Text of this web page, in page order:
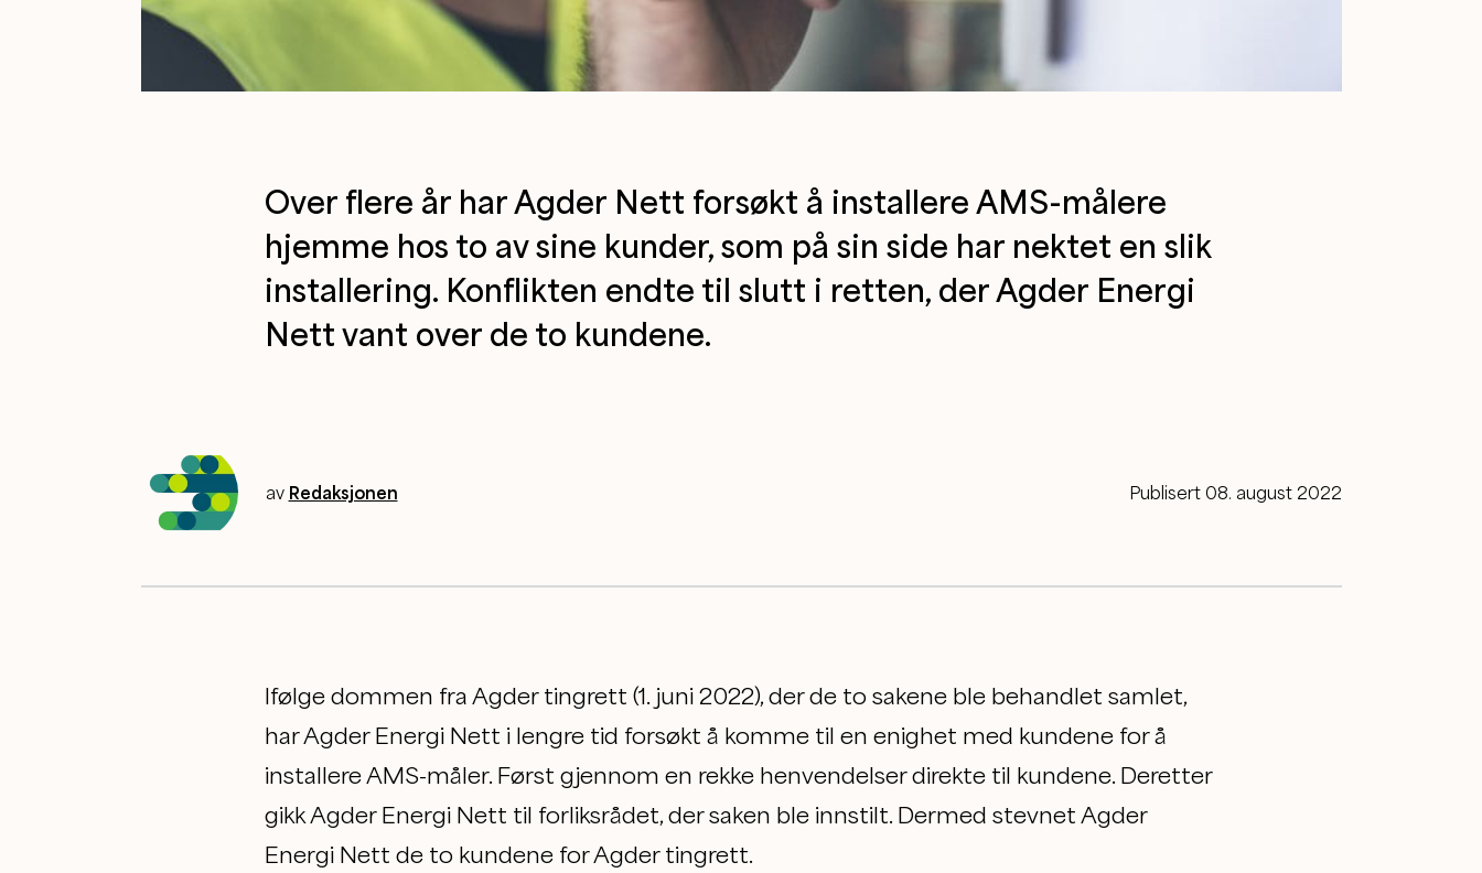
Over flere år har Agder Nett forsøkt å installere AMS-målere
hjemme hos to av sine kunder, som på sin side har nektet en slik
installering. Konflikten endte til slutt i retten, der Agder Energi
Nett vant over de to kundene.
av Redaksjonen Publisert 08. august 2022
Ifølge dommen fra Agder tingrett (1. juni 2022), der de to sakene ble behandlet samlet,
har Agder Energi Nett i lengre tid forsøkt å komme til en enighet med kundene for å
installere AMS-måler. Først gjennom en rekke henvendelser direkte til kundene. Deretter
gikk Agder Energi Nett til forliksrådet, der saken ble innstilt. Dermed stevnet Agder
Energi Nett de to kundene for Agder tingrett.